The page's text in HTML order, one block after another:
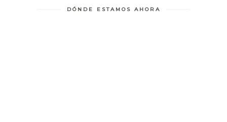
DÓNDE ESTAMOS AHORA